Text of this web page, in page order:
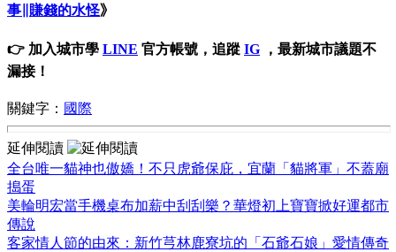
事∥賺錢的水怪》
👉 加入城市學 LINE 官方帳號，追蹤 IG ，最新城市議題不
漏接！
關鍵字： 國際
延伸閱讀
全台唯一貓神也傲嬌！不只虎爺保庇，宜蘭「貓將軍」不蓋廟
搗蛋
美輪明宏當手機桌布加薪中刮刮樂？華燈初上寶寶掀好運都市
傳說
客家情人節的由來：新竹芎林鹿寮坑的「石爺石娘」愛情傳奇